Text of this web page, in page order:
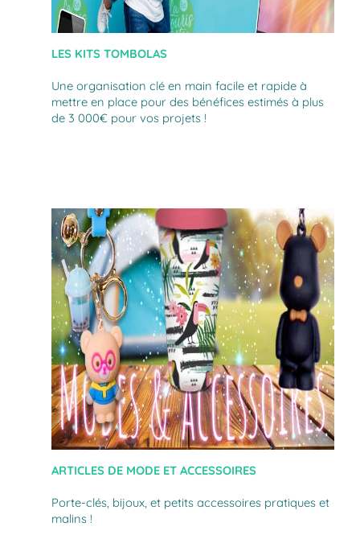
LES KITS TOMBOLAS
Une organisation clé en main facile et rapide à
mettre en place pour des bénéfices estimés à plus
de 3 000€ pour vos projets !
ARTICLES DE MODE ET ACCESSOIRES
Porte-clés, bijoux, et petits accessoires pratiques et
malins !